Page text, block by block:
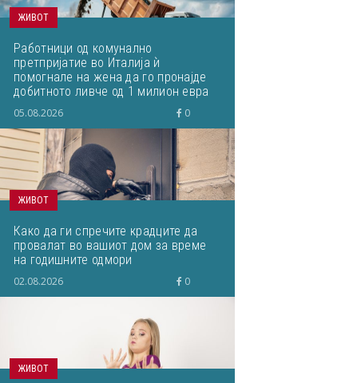
ЖИВОТ
Работници од комунално
претпријатие во Италија ѝ
помогнале на жена да го пронајде
добитното ливче од 1 милион евра
кое завршило на депонија
05.08.2026 0
ЖИВОТ
Како да ги спречите крадците да
провалат во вашиот дом за време
на годишните одмори
02.08.2026 0
ЖИВОТ